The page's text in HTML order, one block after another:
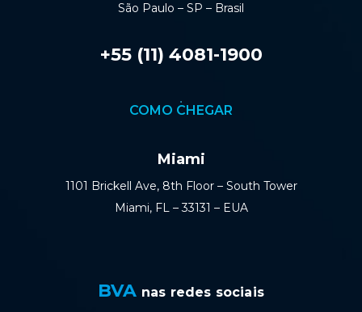
São Paulo – SP – Brasil
+55 (11) 4081-1900
COMO CHEGAR
Miami
1101 Brickell Ave, 8th Floor – South Tower
Miami, FL – 33131 – EUA
BVA nas redes sociais